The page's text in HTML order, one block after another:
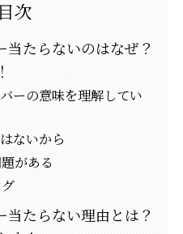
目次
当たらないのはなぜ？
ーの意味を理解してい
ないから
がある
当たらない理由とは？